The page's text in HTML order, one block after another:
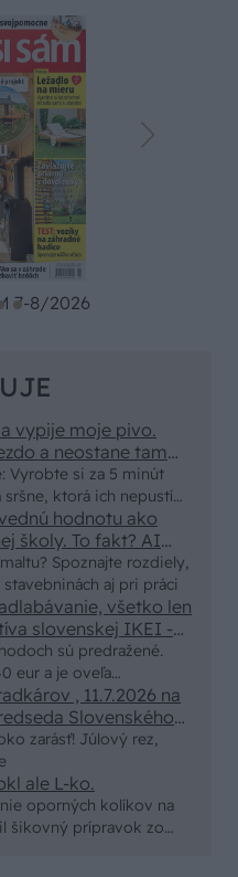
7-8/2026
Vyrobte si za 5 minút
sršne, ktorá ich nepustí
vypije moje pivo.
a neostane tam
moc efektivne.
Spoznajte rozdiely,
aj pri práci
hodnotu ako
fakt? AI
schnutia tak 15
A rozdiel
sú predražené.
eur a je oveľa
všetko len
slovenskej IKEI -
nedal veľa námahy s
No lepšie než
v Kauflande alebo
zarásť! Júlový rez,
, 11.7.2026 na
Slovenského
pravda. Aj vlky je
koruny a budú rodiť.
oporných kolíkov na
šikovný prípravok zo
ale L-ko.